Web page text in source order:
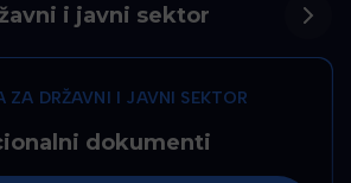
i javni sektor
ZA DRŽAVNI I JAVNI SEKTOR
dokumenti